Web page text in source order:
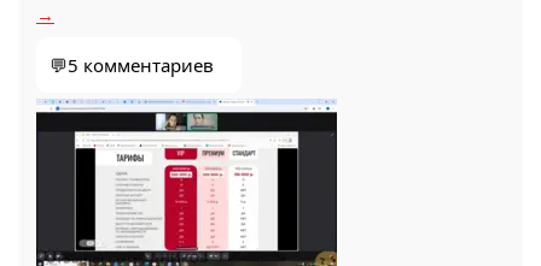
1.6
ПРИОРИТЕТ (10)
→
💬5 комментариев